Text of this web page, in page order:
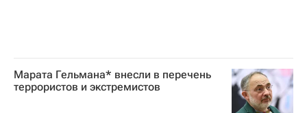
Марата Гельмана* внесли в перечень
террористов и экстремистов